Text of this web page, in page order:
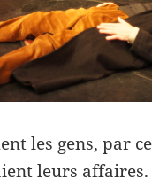
les gens, par
leurs affaires.